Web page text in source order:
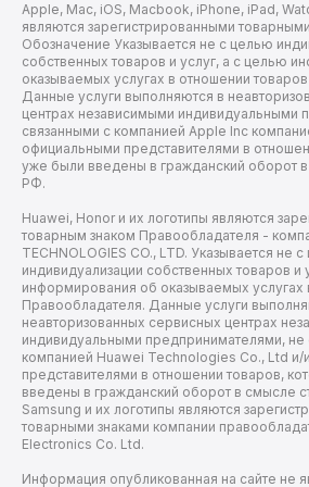
Apple, Mac, iOS, Macbook, iPhone, iPad,
являются зарегистрированными
Обозначение Указывается не с целью
собственных товаров и услуг, а с целью
оказываемых услугах в отношении
Данные услуги выполняются в
центрах независимыми индивидуальными
связанными с компанией Apple Inc
официальными представителями в
уже были введены в гражданский оборот
РФ.
Huawei, Honor и их логотипы являются
товарным знаком Правообладателя -
TECHNOLOGIES CO., LTD. Указывается не
индивидуализации собственных товаров и
информирования об оказываемых услугах
Правообладателя. Данные услуги
неавторизованных сервисных центрах
индивидуальными предпринимателями, не
компанией Huawei Technologies Co., Ltd
представителями в отношении товаров,
введены в гражданский оборот в смысле
Samsung и их логотипы являются
товарными знаками компании
Electronics Co. Ltd.
Информация опубликованная на сайте не